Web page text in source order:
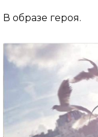
В образе героя.